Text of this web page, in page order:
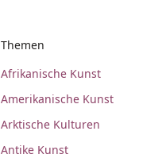
Themen
Afrikanische Kunst
Amerikanische Kunst
Arktische Kulturen
Antike Kunst